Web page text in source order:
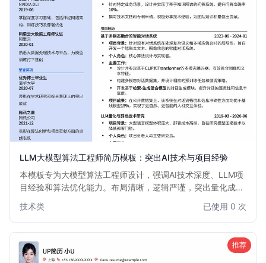
LLM大模型算法工程师简历模板：突出AI技术与项目经验
本模板专为大模型算法工程师设计，强调AI技术深度、LLM项
目经验和算法优化能力。布局清晰，逻辑严谨，突出量化成
深度学习、自然语言处理等前沿领域发展的算法工程师。
技术类 已使用 0 次
推荐